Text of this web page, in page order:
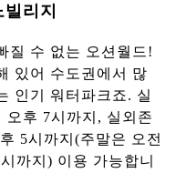
리지
질 수 없는 오션월드!
있어 수도권에서 많
인기 워터파크죠. 실
오후 7시까지, 실외존
5시까지(주말은 오전
까지) 이용 가능합니